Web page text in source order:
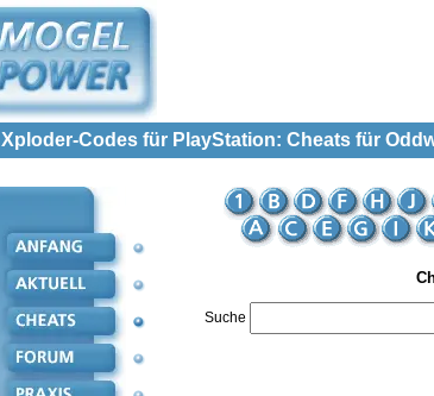
Xploder-Codes für PlayStation: Cheats für
Suche